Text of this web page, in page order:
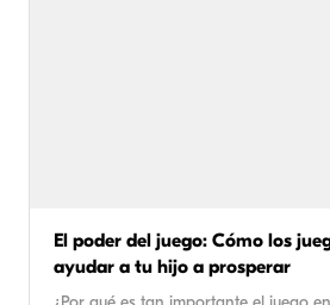
El poder del juego: Cómo los
ayudar a tu hijo a prosperar